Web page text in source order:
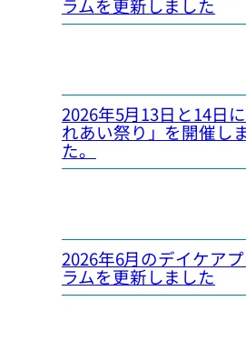
ラムを更新しました
2026年5月13日と14日
れあい祭り」を開催し
た。
2026年6月のデイケア
ラムを更新しました